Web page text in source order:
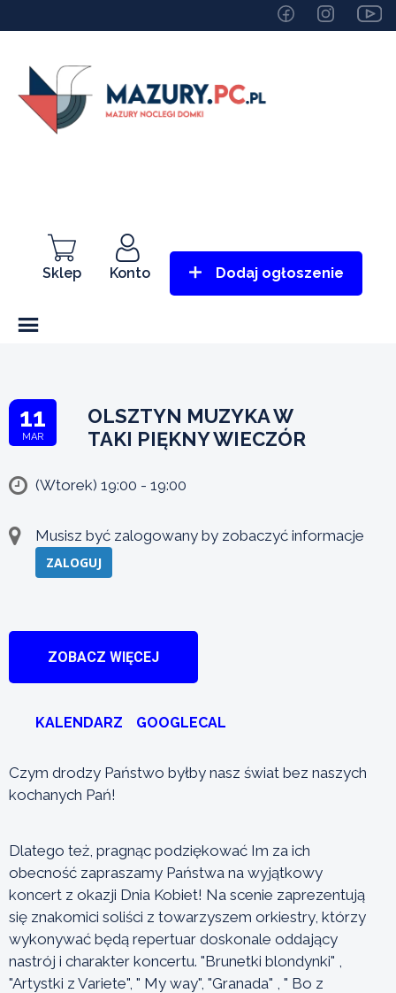
Sklep Konto Dodaj ogłoszenie
11
MAR
OLSZTYN MUZYKA W
TAKI PIĘKNY WIECZÓR
(Wtorek) 19:00 - 19:00
Musisz być zalogowany by zobaczyć informacje
ZALOGUJ
ZOBACZ WIĘCEJ
KALENDARZ GOOGLECAL
Czym drodzy Państwo byłby nasz świat bez naszych
kochanych Pań!
Dlatego też, pragnąc podziękować Im za ich
obecność zapraszamy Państwa na wyjątkowy
koncert z okazji Dnia Kobiet! Na scenie zaprezentują
się znakomici soliści z towarzyszem orkiestry, którzy
wykonywać będą repertuar doskonale oddający
nastrój i charakter koncertu. "Brunetki blondynki" ,
"Artystki z Variete", " My way", "Granada" , " Bo z